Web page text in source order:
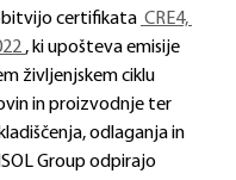
certifikata CRE4,
, ki upošteva emisije
življenjskem ciklu
in proizvodnje ter
odlaganja in
Group odpirajo